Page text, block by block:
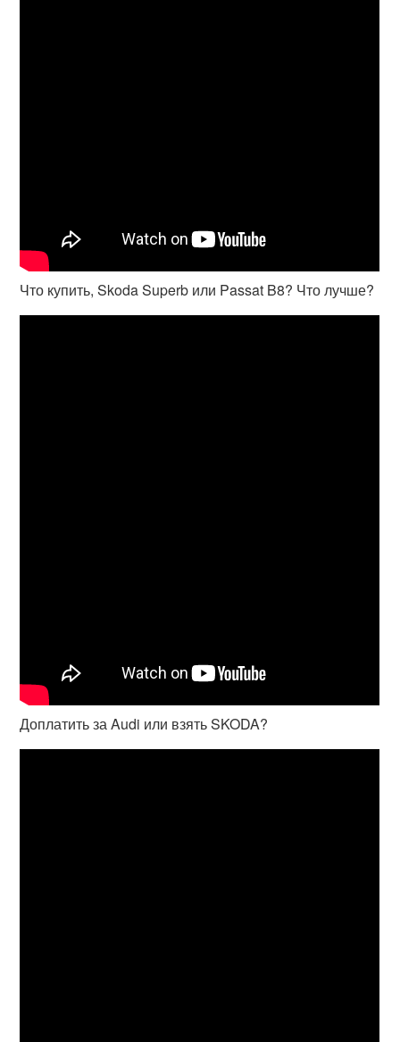
Что купить, Skoda Superb или Passat B8? Что лучше?
Доплатить за Audi или взять SKODA?